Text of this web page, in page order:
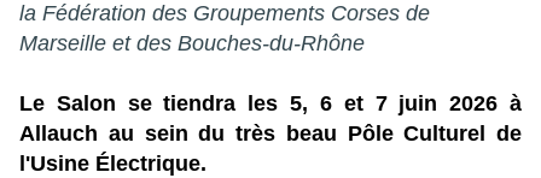
la Fédération des Groupements Corses de
Marseille et des Bouches-du-Rhône
Le Salon se tiendra les 5, 6 et 7 juin 2026 à
Allauch au sein du très beau Pôle Culturel de
l'Usine Électrique.